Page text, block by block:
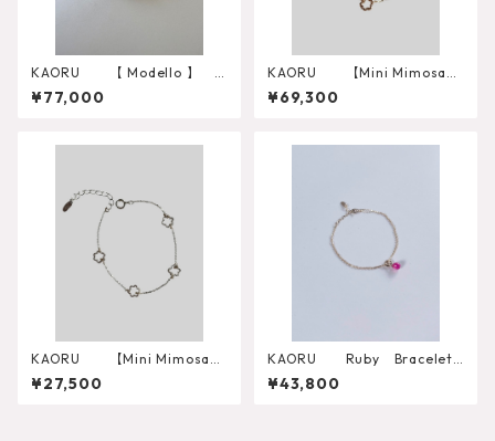
KAORU 【 Modello 】 B
angle L
¥77,000
KAORU 【Mini Mimosa】
Bracelet 10Kピンクゴー
ルド （BK10YG-805-K10-K1
¥69,300
KAORU 【Mini Mimosa】
Bracelet シルバー （BSV-8
05-SV-SV）
¥27,500
KAORU Ruby Bracelet
（BK10YG-730-RB）
¥43,800